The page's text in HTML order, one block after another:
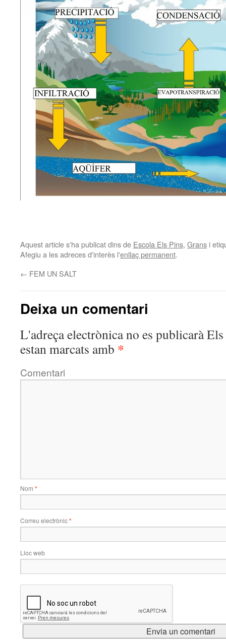
Aquest article s'ha publicat dins de Escola Els Pins, Grans i
Afegiu a les adreces d'interès l'enllaç permanent.
← FEM UN SALT
Deixa un comentari
L'adreça electrònica no es publicaràEls
estan marcats amb *
Comentari
Nom *
Correu electrònic*
Lloc web